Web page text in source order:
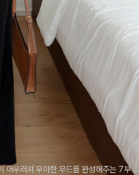
어우러져 우아한 무드를 완성해주는 7부 블